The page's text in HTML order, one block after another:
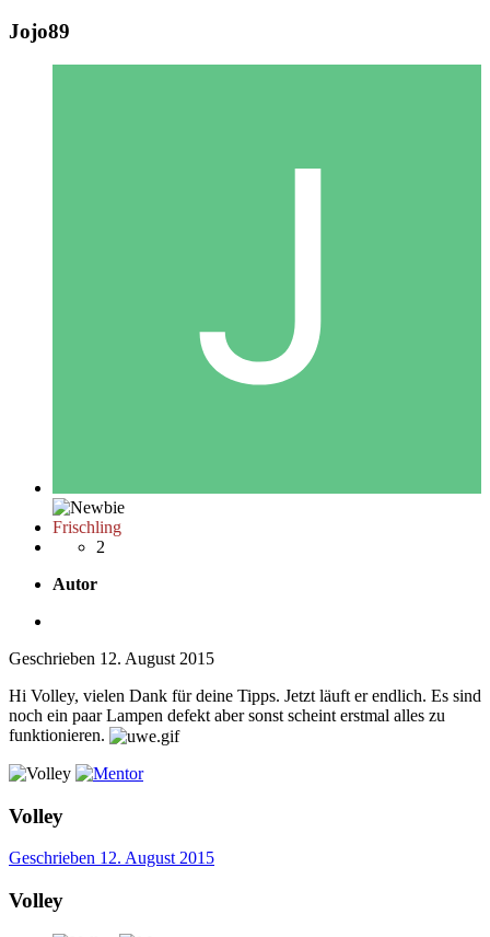
Jojo89
Frischling
2
Autor
Geschrieben 12. August 2015
Hi Volley, vielen Dank für deine Tipps. Jetzt läuft er endlich. Es sind
noch ein paar Lampen defekt aber sonst scheint erstmal alles zu
funktionieren.
Volley
Geschrieben 12. August 2015
Volley